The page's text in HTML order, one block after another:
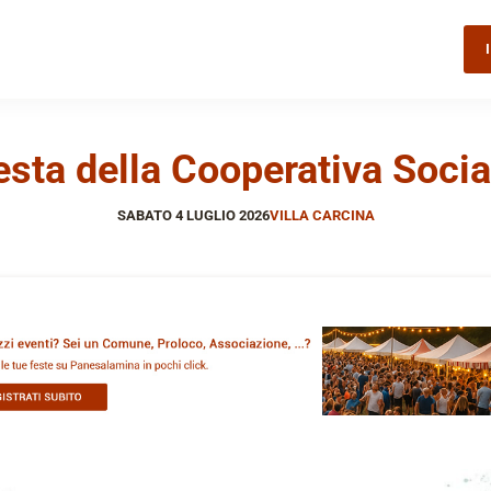
della Cooperativa
SABATO 4 LUGLIO 2026VILLA CARCINA